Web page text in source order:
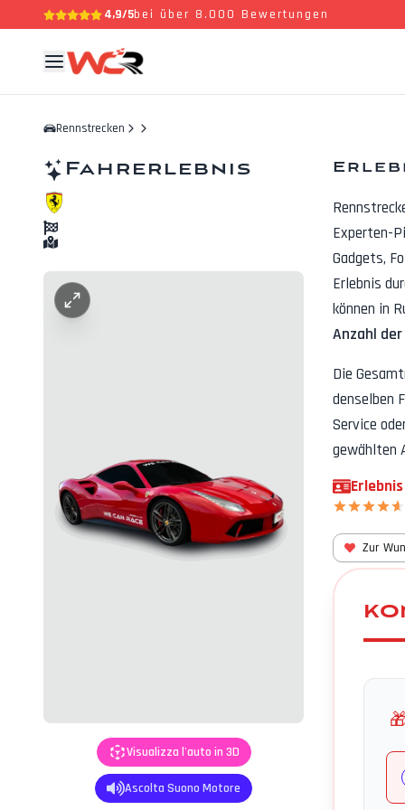
4,9/5bei über 8.000 Bewertungen
Rennstrecken
Fahrerlebnis
Visualizza l'auto in 3D
Ascolta Suono Motore
Experten-
Gadgets,
Erlebnis
können in
Anzahl
Die
denselben
Service
gewählten
Zur